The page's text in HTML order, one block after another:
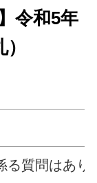
令和5年
る質問はあり